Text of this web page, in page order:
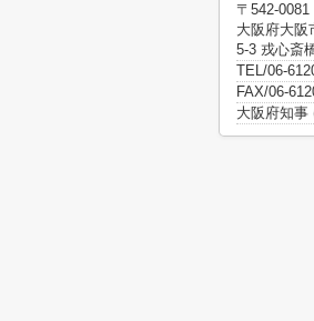
〒542-0081
大阪府大阪
5-3 戎心斎
TEL/06-
FAX/06-
大阪府知事